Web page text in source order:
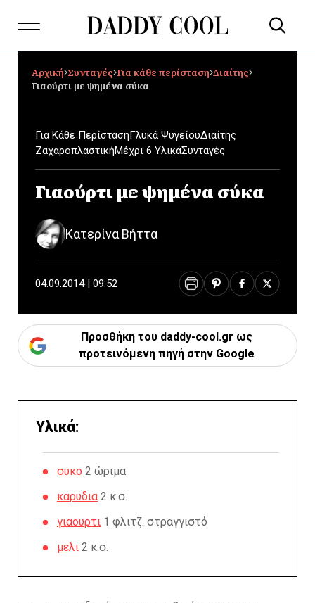
Αρχική Συνταγές Για κάθε περίσταση Διαίτης
Γιαούρτι με ψημένα σύκα
Για Κάθε ΠερίστασηΓλυκά ΨυγείουΔιαίτης
ΖαχαροπλαστικήΜέχρι 6 ΥλικάΣυνταγές
Γιαούρτι με ψημένα σύκα
Κατερίνα Βήττα
04.09.2014 | 09:52
Προσθήκη του daddy-cool.gr ως
προτεινόμενη πηγή στην Google
Υλικά:
συκο 2 ώριμα
καρυδια 2 κ.σ.
γιαουρτι 1 φλιτζ. στραγγιστό
μελι 2 κ.σ.